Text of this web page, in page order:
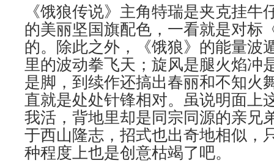
《饿狼传说》主角特瑞是夹克挂牛
的美丽坚国旗配色，一看就是对标
的。除此之外，《饿狼》的能量波
里的波动拳飞天；旋风是腿火焰冲
是脚，到续作还搞出春丽和不知火
直就是处处针锋相对。虽说明面上
我活，背地里却是同宗同源的亲兄
于西山隆志，招式也出奇地相似，
种程度上也是创意枯竭了吧。